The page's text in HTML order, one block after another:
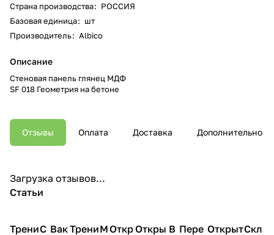
Страна производства: РОССИЯ
Базовая единица: шт
Производитель: Albico
Описание
Стеновая панель глянец МДФ
SF 018 Геометрия на бетоне
Отзывы Оплата Доставка Дополнительно
Загрузка отзывов...
Статьи
ТрениС ВакТрениМОткрОткры В Пере ОткрытСкл